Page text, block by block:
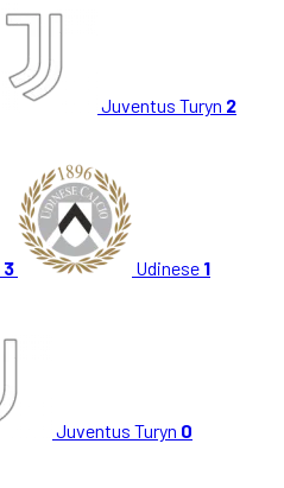
Juventus Turyn 2
3 Udinese 1
Juventus Turyn 0